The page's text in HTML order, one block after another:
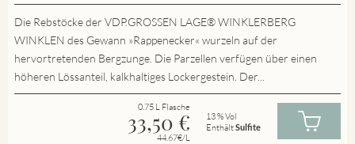
Die Rebstöcke der VDP.GROSSEN LAGE® WINKLERBERG
WINKLEN des Gewann »Rappenecker« wurzeln auf der
hervortretenden Bergzunge. Die Parzellen verfügen über einen
höheren Lössanteil, kalkhaltiges Lockergestein. Der...
0.75 L Flasche
33,50 €
44.67€/L
13 % Vol
EnthältSulfite